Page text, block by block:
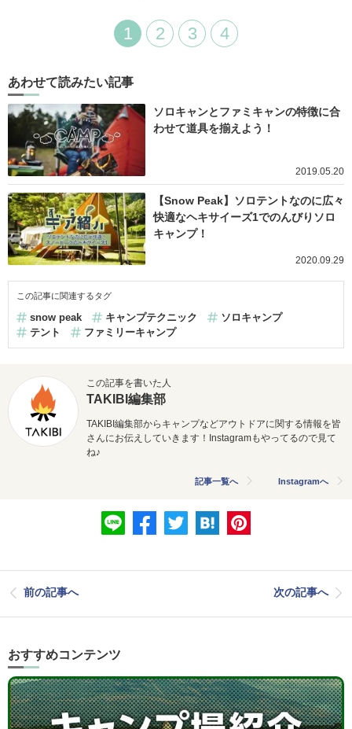
1 2 3 4
あわせて読みたい記事
ソロキャンとファミキャンの特徴に合
わせて道具を揃えよう！
2019.05.20
【Snow Peak】ソロテントなのに広々
快適なヘキサイーズ1でのんびりソロ
キャンプ！
2020.09.29
この記事に関連するタグ
snow peak キャンプテクニック
ソロキャンプ
テント
ファミリーキャンプ
この記事を書いた人
TAKIBI編集部
TAKIBI編集部からキャンプなどアウトドアに関する情報を皆
さんにお伝えしていきます！Instagramもやってるので見て
ね♪
記事一覧へ Instagramへ
前の記事へ 次の記事へ
おすすめコンテンツ